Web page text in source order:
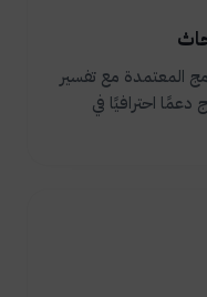
المعتمدة مع تفسير
احترافيًا في